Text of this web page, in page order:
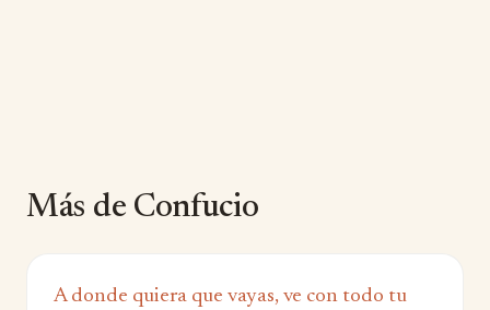
Más de Confucio
A donde quiera que vayas, ve con todo tu